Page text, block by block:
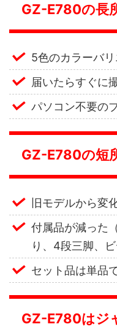
GZ-E780の長
5色のカラーバ
届いたらすぐに
パソコン不要の
GZ-E780の短
旧モデルから変
付属品が減った
り、4段三脚、
セット品は単品
GZ-E780はジ